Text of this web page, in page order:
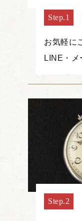
お気軽に
LINE・メ